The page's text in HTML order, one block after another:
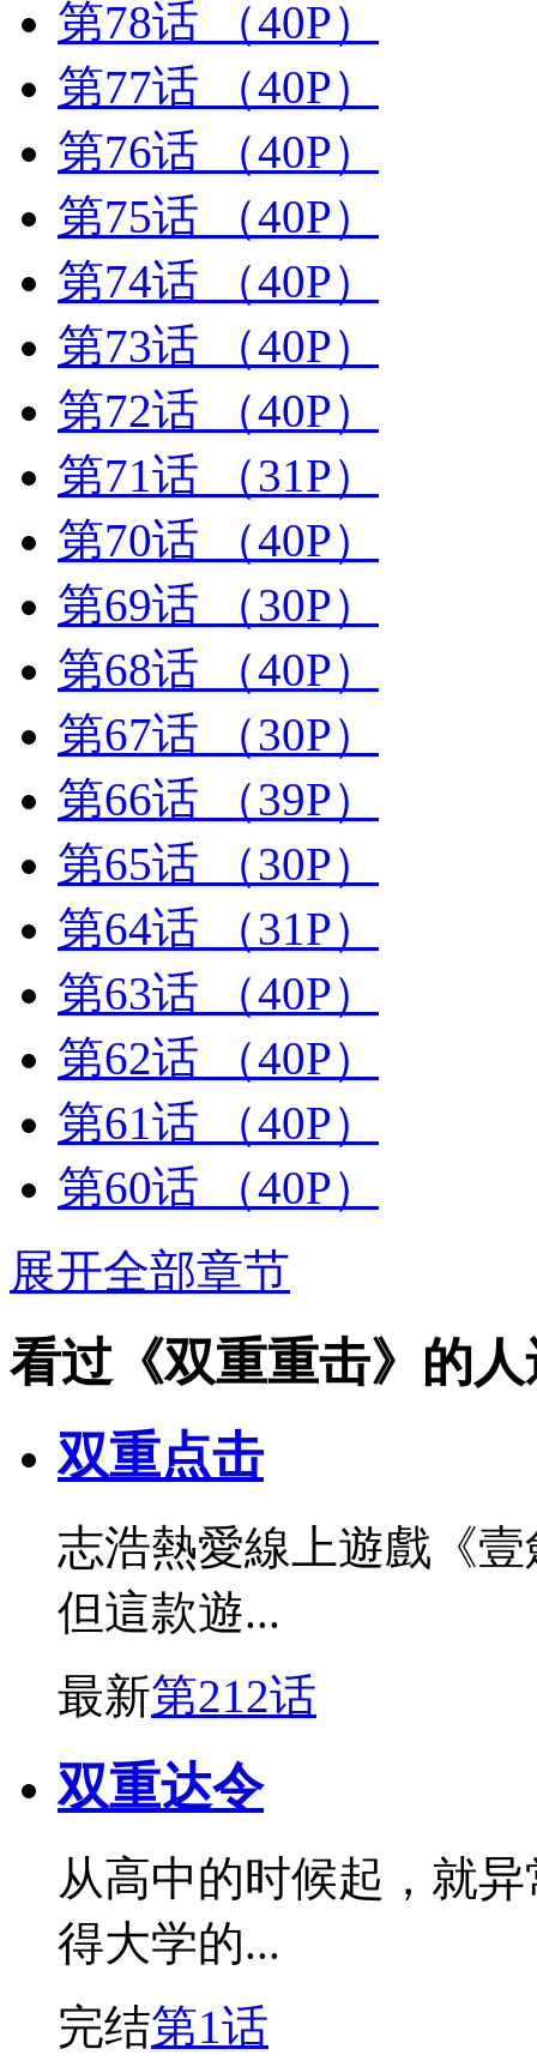
第78话
（40P）
第77话
（40P）
第76话
（40P）
第75话
（40P）
第74话
（40P）
第73话
（40P）
第72话
（40P）
第71话
（31P）
第70话
（40P）
第69话
（30P）
第68话
（40P）
第67话
（30P）
第66话
（39P）
第65话
（30P）
第64话
（31P）
第63话
（40P）
第62话
（40P）
第61话
（40P）
第60话
（40P）
展开全部章节
看过《双重重击》的
双重点击
志浩熱愛線上遊戲《
但這款遊...
最新第212话
双重达令
从高中的时候起，就
得大学的...
完结第1话